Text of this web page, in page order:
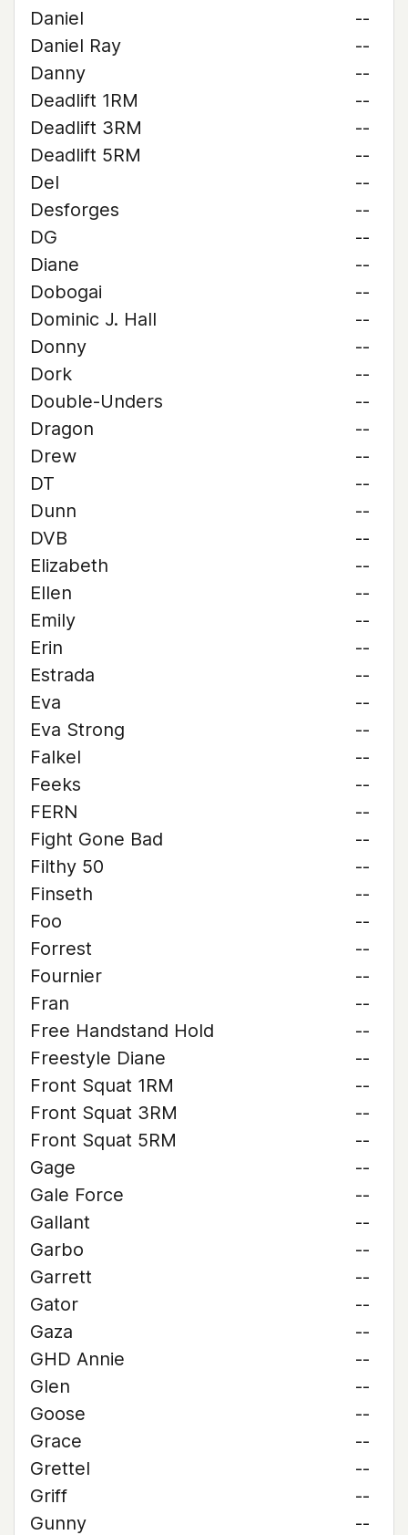
Daniel
--
Daniel Ray
--
Danny
--
Deadlift 1RM
--
Deadlift 3RM
--
Deadlift 5RM
--
Del
--
Desforges
--
DG
--
Diane
--
Dobogai
--
Dominic J. Hall
--
Donny
--
Dork
--
Double-Unders
--
Dragon
--
Drew
--
DT
--
Dunn
--
DVB
--
Elizabeth
--
Ellen
--
Emily
--
Erin
--
Estrada
--
Eva
--
Eva Strong
--
Falkel
--
Feeks
--
FERN
--
Fight Gone Bad
--
Filthy 50
--
Finseth
--
Foo
--
Forrest
--
Fournier
--
Fran
--
Free Handstand Hold
--
Freestyle Diane
--
Front Squat 1RM
--
Front Squat 3RM
--
Front Squat 5RM
--
Gage
--
Gale Force
--
Gallant
--
Garbo
--
Garrett
--
Gator
--
Gaza
--
GHD Annie
--
Glen
--
Goose
--
Grace
--
Grettel
--
Griff
--
Gunny
--